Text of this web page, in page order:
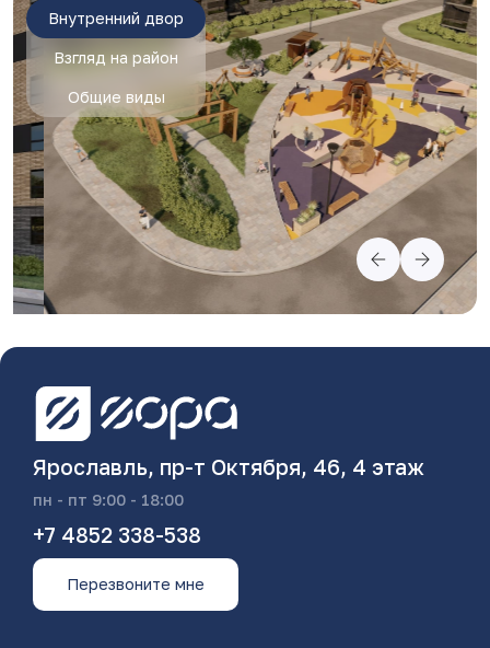
Внутренний двор
Взгляд на район
Общие виды
Ярославль, пр-т Октября, 46, 4 этаж
пн - пт 9:00 - 18:00
+7 4852 338-538
Перезвоните мне